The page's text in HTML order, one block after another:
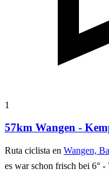
1
57km Wangen -
Ruta ciclista en Wangen,
es war schon frisch bei 6° -